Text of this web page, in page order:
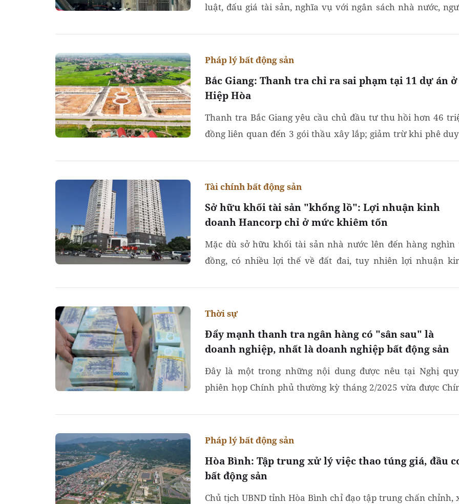
luật, đấu giá tài sản, nghĩa vụ với ngân sách nhà nước,
Bắc Giang: Thanh tra chỉ ra sai phạm tại 11 dự án ở
Hiệp Hòa
Pháp lý bất động sản
Thanh tra Bắc Giang yêu cầu chủ đầu tư thu hồi hơn 46
đồng liên quan đến 3 gói thầu xây lắp; giảm trừ khi phê
Sở hữu khối tài sản "khổng lồ": Lợi nhuận kinh
doanh Hancorp chỉ ở mức khiêm tốn
Tài chính bất động sản
Mặc dù sở hữu khối tài sản nhà nước lên đến hàng nghìn
đồng, có nhiều lợi thế về đất đai, tuy nhiên lợi nhuận
Đẩy mạnh thanh tra ngân hàng có "sân sau" là
doanh nghiệp, nhất là doanh nghiệp bất động sản
Thời sự
Đây là một trong những nội dung được nêu tại Nghị
phiên họp Chính phủ thường kỳ tháng 2/2025 vừa được
Hòa Bình: Tập trung xử lý việc thao túng giá, đầu
bất động sản
Pháp lý bất động sản
Chủ tịch UBND tỉnh Hòa Bình chỉ đạo tập trung chấn chỉnh,